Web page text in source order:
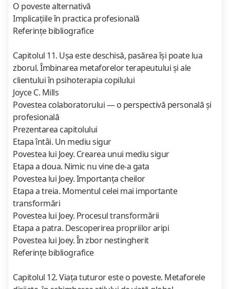
O poveste alternativă
Implicaţiile în practica profesională
Referinţe bibliografice
Capitolul 11. Uşa este deschisă, pasărea îşi poate lua
zborul. Îmbinarea metaforelor terapeutului şi ale
clientului în psihoterapia copilului
Joyce C. Mills
Povestea colaboratorului — o perspectivă personală şi
profesională
Prezentarea capitolului
Etapa întâi. Un mediu sigur
Povestea lui Joey. Crearea unui mediu sigur
Etapa a doua. Nimic nu vine de-a gata
Povestea lui Joey. Importanţa cheilor
Etapa a treia. Momentul celei mai importante
transformări
Povestea lui Joey. Procesul transformării
Etapa a patra. Descoperirea propriilor aripi
Povestea lui Joey. În zbor nestingherit
Referinţe bibliografice
Capitolul 12. Viaţa tuturor este o poveste. Metaforele